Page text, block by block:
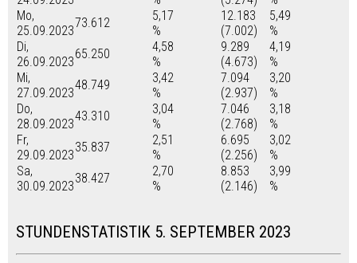
Mo,
25.09.2023
73.612
5,17
%
12.183
(7.002)
5,49
%
Di,
26.09.2023
65.250
4,58
%
9.289
(4.673)
4,19
%
Mi,
27.09.2023
48.749
3,42
%
7.094
(2.937)
3,20
%
Do,
28.09.2023
43.310
3,04
%
7.046
(2.768)
3,18
%
Fr,
29.09.2023
35.837
2,51
%
6.695
(2.256)
3,02
%
Sa,
30.09.2023
38.427
2,70
%
8.853
(2.146)
3,99
%
STUNDENSTATISTIK 5. SEPTEMBER 2023